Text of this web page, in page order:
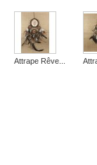
Attrape Rêve...